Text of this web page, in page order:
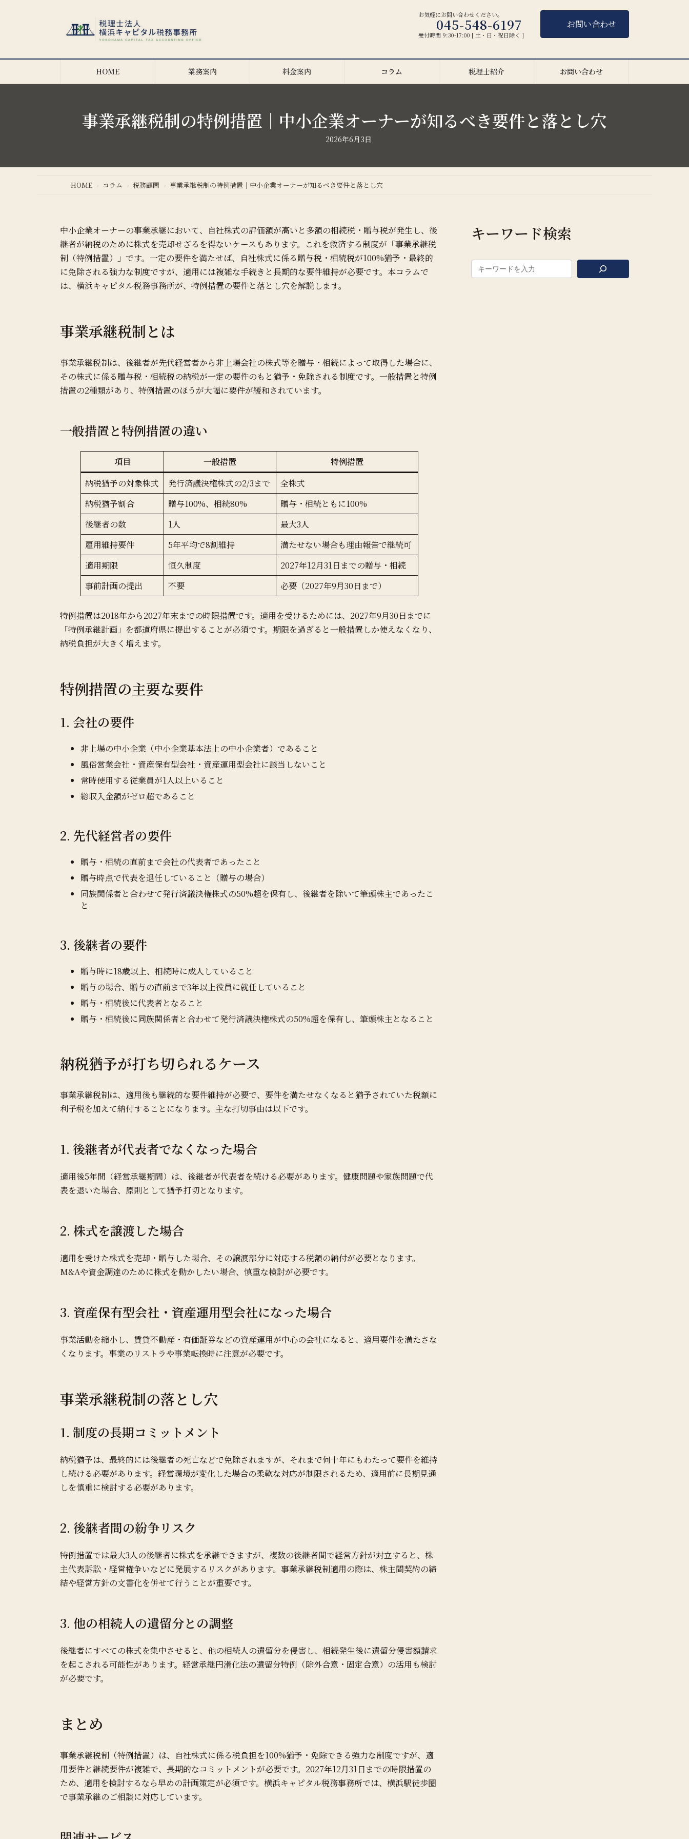
キ
に
お気軽にお問い合わせください。
045-548-6197
受付時間 9:30-17:00 [ 土・日・祝日除く ]
お問い合わせ
HOME 業務案内 料金案内 コラム 税理士紹介 お問い合わせ
事業承継税制の特例措置｜中小企業オーナーが知るべき要件と落とし穴
2026年6月3日
HOME コラム 税務顧問 事業承継税制の特例措置｜中小企業オーナーが知るべき要件と落とし穴
中小企業オーナーの事業承継において、自社株式の評価額が高いと多額の相続税・贈与税が発生し、後
継者が納税のために株式を売却せざるを得ないケースもあります。これを救済する制度が「事業承継税
制（特例措置）」です。一定の要件を満たせば、自社株式に係る贈与税・相続税が100%猶予・最終的
に免除される強力な制度ですが、適用には複雑な手続きと長期的な要件維持が必要です。本コラムで
は、横浜キャピタル税務事務所が、特例措置の要件と落とし穴を解説します。
事業承継税制とは
事業承継税制は、後継者が先代経営者から非上場会社の株式等を贈与・相続によって取得した場合に、
その株式に係る贈与税・相続税の納税が一定の要件のもと猶予・免除される制度です。一般措置と特例
措置の2種類があり、特例措置のほうが大幅に要件が緩和されています。
一般措置と特例措置の違い
項目 一般措置
特例措置
納税猶予の対象株式
発行済議決権株式の2/3まで
全株式
納税猶予割合
贈与100%、相続80%
贈与・相続ともに100%
後継者の数
1人
最大3人
雇用維持要件
5年平均で8割維持
満たせない場合も理由報告で継続可
適用期限
恒久制度
2027年12月31日までの贈与・相続
事前計画の提出
不要 必要（2027年9月30日まで）
特例措置は2018年から2027年末までの時限措置です。適用を受けるためには、2027年9月30日までに
「特例承継計画」を都道府県に提出することが必須です。期限を過ぎると一般措置しか使えなくなり、
納税負担が大きく増えます。
特例措置の主要な要件
1. 会社の要件
非上場の中小企業（中小企業基本法上の中小企業者）であること
風俗営業会社・資産保有型会社・資産運用型会社に該当しないこと
常時使用する従業員が1人以上いること
総収入金額がゼロ超であること
2. 先代経営者の要件
贈与・相続の直前まで会社の代表者であったこと
贈与時点で代表を退任していること（贈与の場合）
同族関係者と合わせて発行済議決権株式の50%超を保有し、後継者を除いて筆頭株主であったこ
と
3. 後継者の要件
贈与時に18歳以上、相続時に成人していること
贈与の場合、贈与の直前まで3年以上役員に就任していること
贈与・相続後に代表者となること
贈与・相続後に同族関係者と合わせて発行済議決権株式の50%超を保有し、筆頭株主となること
納税猶予が打ち切られるケース
事業承継税制は、適用後も継続的な要件維持が必要で、要件を満たせなくなると猶予されていた税額に
利子税を加えて納付することになります。主な打切事由は以下です。
1. 後継者が代表者でなくなった場合
適用後5年間（経営承継期間）は、後継者が代表者を続ける必要があります。健康問題や家族問題で代
表を退いた場合、原則として猶予打切となります。
2. 株式を譲渡した場合
適用を受けた株式を売却・贈与した場合、その譲渡部分に対応する税額の納付が必要となります。
M&Aや資金調達のために株式を動かしたい場合、慎重な検討が必要です。
3. 資産保有型会社・資産運用型会社になった場合
事業活動を縮小し、賃貸不動産・有価証券などの資産運用が中心の会社になると、適用要件を満たさな
くなります。事業のリストラや事業転換時に注意が必要です。
事業承継税制の落とし穴
1. 制度の長期コミットメント
納税猶予は、最終的には後継者の死亡などで免除されますが、それまで何十年にもわたって要件を維持
し続ける必要があります。経営環境が変化した場合の柔軟な対応が制限されるため、適用前に長期見通
しを慎重に検討する必要があります。
2. 後継者間の紛争リスク
特例措置では最大3人の後継者に株式を承継できますが、複数の後継者間で経営方針が対立すると、株
主代表訴訟・経営権争いなどに発展するリスクがあります。事業承継税制適用の際は、株主間契約の締
結や経営方針の文書化を併せて行うことが重要です。
3. 他の相続人の遺留分との調整
後継者にすべての株式を集中させると、他の相続人の遺留分を侵害し、相続発生後に遺留分侵害額請求
を起こされる可能性があります。経営承継円滑化法の遺留分特例（除外合意・固定合意）の活用も検討
が必要です。
まとめ
事業承継税制（特例措置）は、自社株式に係る税負担を100%猶予・免除できる強力な制度ですが、適
用要件と継続要件が複雑で、長期的なコミットメントが必要です。2027年12月31日までの時限措置の
ため、適用を検討するなら早めの計画策定が必須です。横浜キャピタル税務事務所では、横浜駅徒歩圏
で事業承継のご相談に対応しています。
キーワード検索